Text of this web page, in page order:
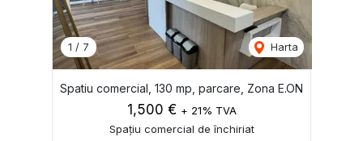
1 / 7 Harta
Spatiu comercial, 130 mp, parcare, Zona E.ON
1,500 € + 21% TVA
Spațiu comercial de închiriat